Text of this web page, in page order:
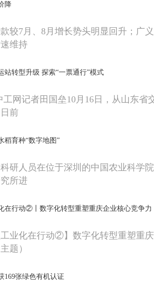
降
较7月、8月增长势头明显回升；广
维持
站转型升级 探索“一票通行”模式
工网记者田国垒10月16日，从山东省
前
稻育种“数字地图”
科研人员在位于深圳的中国农业科学
所进
在行动②丨数字化转型重塑重庆企业核心竞争力
工业化在行动②】数字化转型重塑重
题）
169张绿色有机认证